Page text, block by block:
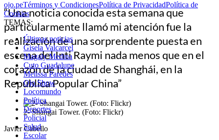
ojo.peTérminos y CondicionesPolítica de PrivacidadPolítica de
Cookies
TEMAS:
Últimas noticias
Gisela Valcarcel
Magaly Medina
Cuto Guadalupe
Melissa Paredes
Ojo Show
Locomundo
Política
Deportes
Policial
Salud
Escolar
“Una noticia conocida esta semana que
particularmente llamó mi atención fue la
realización de una sorprendente puesta en
escena del Inti Raymi nada menos que en el
corazón de la ciudad de Shanghái, en la
República Popular China”
2- Shangai Tower. (Foto: Flickr)
Javier Cabello